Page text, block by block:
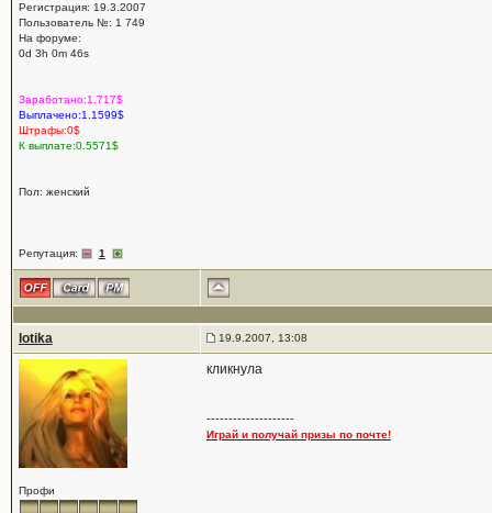
Регистрация: 19.3.2007
Пользователь №: 1 749
На форуме:
0d 3h 0m 46s
Заработано:1.717$
Выплачено:1.1599$
Штрафы:0$
К выплате:0.5571$
Пол: женский
Репутация: 1
lotika 19.9.2007, 13:08
Профи
кликнула
--------------------
Играй и получай призы по почте!